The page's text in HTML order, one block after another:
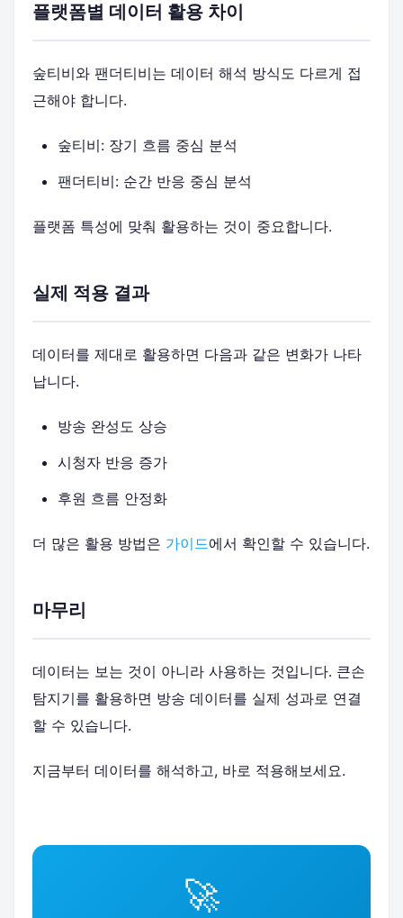
플랫폼별 데이터 활용 차이
숲티비와 팬더티비는 데이터 해석 방식도 다르게 접
근해야 합니다.
숲티비: 장기 흐름 중심 분석
팬더티비: 순간 반응 중심 분석
플랫폼 특성에 맞춰 활용하는 것이 중요합니다.
실제 적용 결과
데이터를 제대로 활용하면 다음과 같은 변화가 나타
납니다.
방송 완성도 상승
시청자 반응 증가
후원 흐름 안정화
더 많은 활용 방법은 가이드에서 확인할 수 있습니다.
마무리
데이터는 보는 것이 아니라 사용하는 것입니다. 큰손
탐지기를 활용하면 방송 데이터를 실제 성과로 연결
할 수 있습니다.
지금부터 데이터를 해석하고, 바로 적용해보세요.
🚀